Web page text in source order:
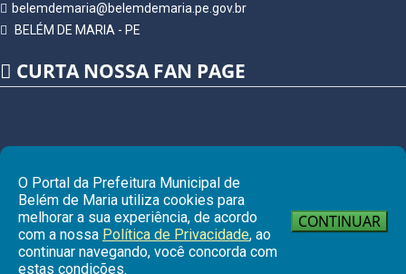
belemdemaria@belemdemaria.pe.gov.br
BELÉM DE MARIA - PE
CURTA NOSSA FAN PAGE
O Portal da Prefeitura Municipal de
Belém de Maria utiliza cookies para
melhorar a sua experiência, de acordo
com a nossa Política de Privacidade, ao
continuar navegando, você concorda com
estas condições.
CONTINUAR